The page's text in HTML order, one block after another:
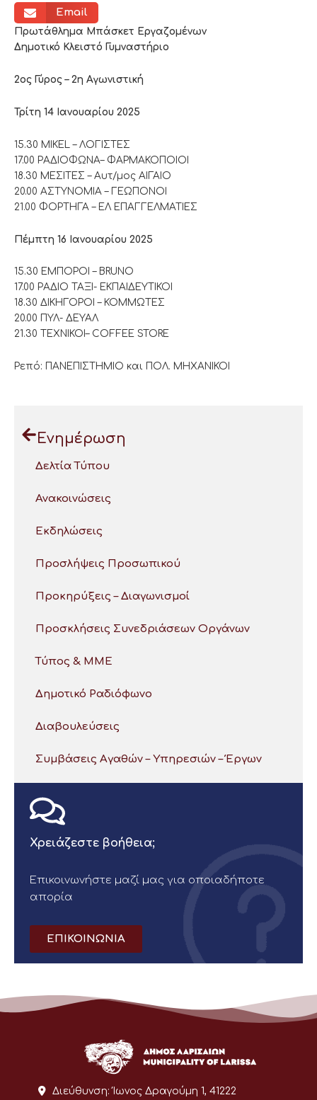
Email
Πρωτάθλημα Μπάσκετ Εργαζομένων
Δημοτικό Κλειστό Γυμναστήριο
2ος Γύρος – 2η Αγωνιστική
Τρίτη 14 Ιανουαρίου 2025
15.30 MIKEL – ΛΟΓΙΣΤΕΣ
17.00 ΡΑΔΙΟΦΩΝΑ– ΦΑΡΜΑΚΟΠΟΙΟΙ
18.30 ΜΕΣΙΤΕΣ – Αυτ/μος ΑΙΓΑΙΟ
20.00 ΑΣΤΥΝΟΜΙΑ – ΓΕΩΠΟΝΟΙ
21.00 ΦΟΡΤΗΓΑ – ΕΛ ΕΠΑΓΓΕΛΜΑΤΙΕΣ
Πέμπτη 16 Ιανουαρίου 2025
15.30 ΕΜΠΟΡΟΙ – BRUNO
17.00 ΡΑΔΙΟ ΤΑΞΙ- ΕΚΠΑΙΔΕΥΤΙΚΟΙ
18.30 ΔΙΚΗΓΟΡΟΙ – ΚΟΜΜΩΤΕΣ
20.00 ΠΥΛ- ΔΕΥΑΛ
21.30 ΤΕΧΝΙΚΟΙ– COFFEE STORE
Ρεπό: ΠΑΝΕΠΙΣΤΗΜΙΟ και ΠΟΛ. ΜΗΧΑΝΙΚΟΙ
Ενημέρωση
Δελτία Τύπου
Ανακοινώσεις
Εκδηλώσεις
Προσλήψεις Προσωπικού
Προκηρύξεις – Διαγωνισμοί
Προσκλήσεις Συνεδριάσεων Οργάνων
Τύπος & ΜΜΕ
Δημοτικό Ραδιόφωνο
Διαβουλεύσεις
Συμβάσεις Αγαθών – Υπηρεσιών – Έργων
Χρειάζεστε βοήθεια;
Επικοινωνήστε μαζί μας για οποιαδήποτε
απορία
ΕΠΙΚΟΙΝΩΝΙΑ
Διεύθυνση: Ίωνος Δραγούμη 1, 41222